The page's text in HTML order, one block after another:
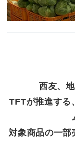
西友、
TFTが推進する
対象商品の一部